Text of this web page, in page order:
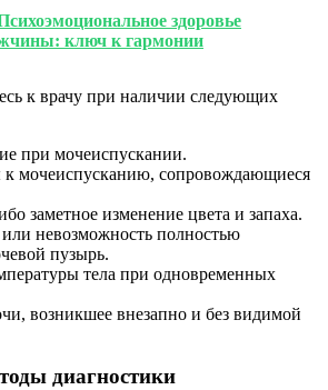
здоровье
ключ к гармонии
к врачу при наличии следующих
при мочеиспускании.
мочеиспусканию, сопровождающиеся
заметное изменение цвета и запаха.
невозможность полностью
пузырь.
тела при одновременных
возникшее внезапно и без видимой
диагностики